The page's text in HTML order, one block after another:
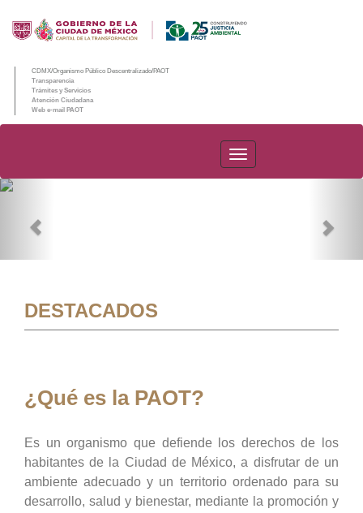
CDMX/Organismo Público Descentralizado/PAOT
Transparencia
Trámites y Servicios
Atención Ciudadana
Web e-mail PAOT
PAOT
DESTACADOS
¿Qué es la PAOT?
Es un organismo que defiende los derechos de los
habitantes de la Ciudad de México, a disfrutar de un
ambiente adecuado y un territorio ordenado para su
desarrollo, salud y bienestar, mediante la promoción y